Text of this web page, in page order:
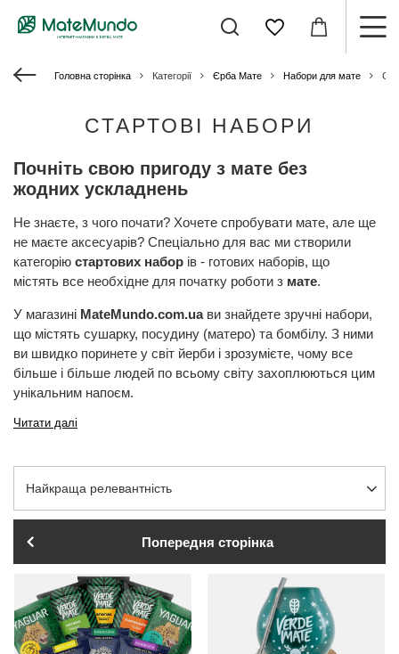
Головна сторінка Категорії Єрба Мате Набори для мате
СТАРТОВІ НАБОРИ
Почніть свою пригоду з мате без
жодних ускладнень
Не знаєте, з чого почати? Хочете спробувати мате, але ще
не маєте аксесуарів? Спеціально для вас ми створили
категорію стартових набор ів - готових наборів, що
містять все необхідне для початку роботи з мате.
У магазині MateMundo.com.uaви знайдете зручні набори,
що містять сушарку, посудину (матеро) та бомбілу. З ними
ви швидко поринете у світ йерби і зрозумієте, чому все
більше і більше людей по всьому світу захоплюються цим
унікальним напоєм.
Читати далі
Змінити сортування
Найкраща релевантність
Попередня сторінка